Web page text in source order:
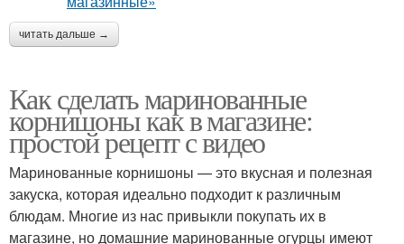
читать дальше →
Как сделать маринованные
корнишоны как в магазине:
простой рецепт с видео
Маринованные корнишоны — это вкусная и полезная
закуска, которая идеально подходит к различным
блюдам. Многие из нас привыкли покупать их в
магазине, но домашние маринованные огурцы имеют